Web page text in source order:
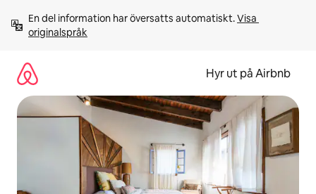
innehåll
En del information har översatts automatiskt. Visa
originalspråk
Hyr ut på Airbnb